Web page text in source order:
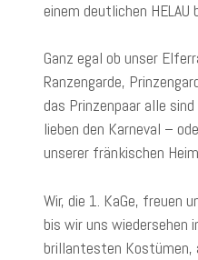
einem deutlichen HELAU
Ganz egal ob unser
Ranzengarde,
das Prinzenpaar alle
lieben den Karneval –
unserer fränkischen
Wir, die 1. KaGe, freuen
bis wir uns wiedersehen
brillantesten Kostümen,